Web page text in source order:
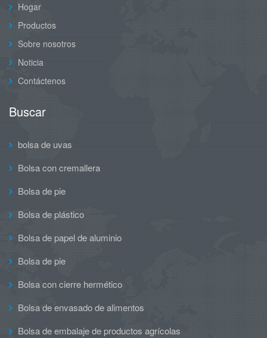
Hogar
Productos
Sobre nosotros
Noticia
Contáctenos
Buscar
bolsa de uvas
Bolsa con cremallera
Bolsa de pie
Bolsa de plástico
Bolsa de papel de aluminio
Bolsa de pie
Bolsa con cierre hermético
Bolsa de envasado de alimentos
Bolsa de embalaje de productos agrícolas